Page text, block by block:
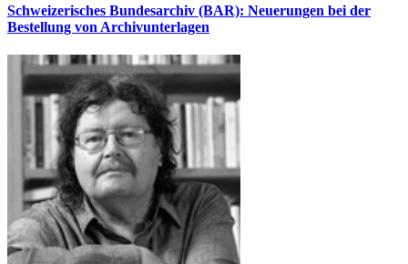
Schweizerisches Bundesarchiv (BAR): Neuerungen bei der
Bestellung von Archivunterlagen